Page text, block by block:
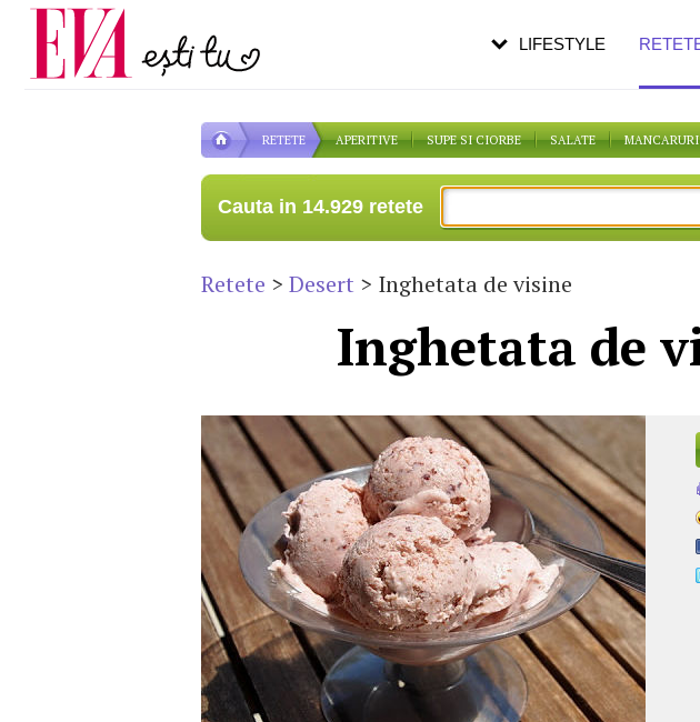
RETETE APERITIVE SUPE SI CIORBE SALATE MANCARURI
Cauta in 14.929 retete
Retete > Desert > Inghetata de visine
Inghetata de
LIFESTYLE
Carieră
Actualitate